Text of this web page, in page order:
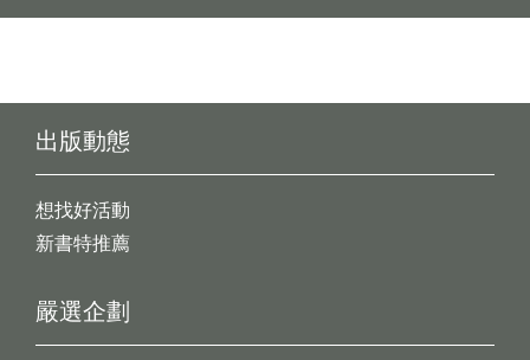
出版動態
想找好活動
新書特推薦
嚴選企劃